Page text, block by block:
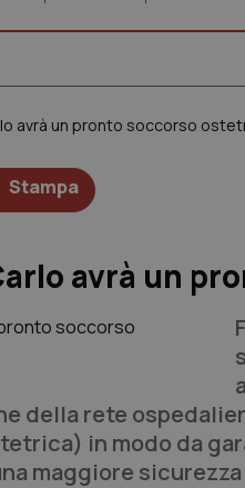
avrà un pronto soccorso
Stampa
avrà un
della rete
in modo da
maggiore sicurezza